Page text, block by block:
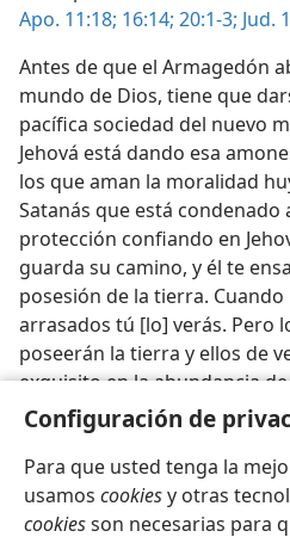
Configuración de
Para que usted tenga la
usamos cookiesy otras
cookiesson necesarias para
Apo. 11:18; 16:14; 20:1-3; Jud.
Antes de que el Armagedón
mundo de Dios, tiene que
pacífica sociedad del nuevo
Jehová está dando esa
los que aman la moralidad
Satanás que está condenado
protección confiando en
guarda su camino, y él te
posesión de la tierra.
arrasados tú [lo] verás. Pero
poseerán la tierra y ellos de
exquisito en la abundancia
Español